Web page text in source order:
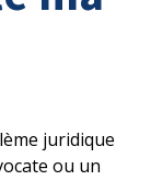
juridique
ou un